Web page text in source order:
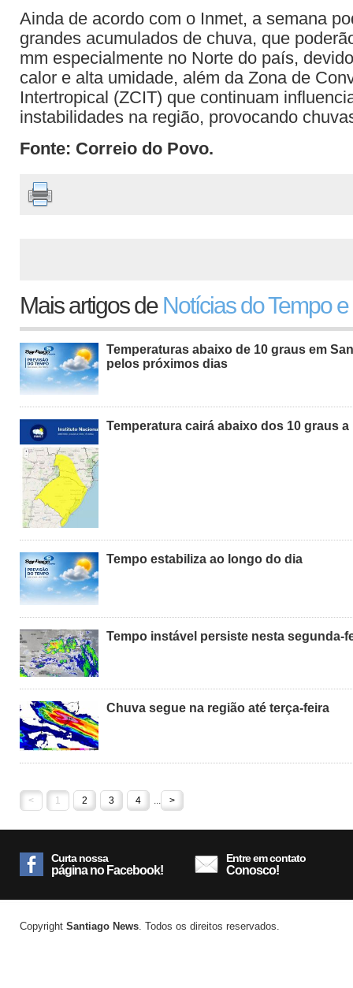
Ainda de acordo com o Inmet, a semana
grandes acumulados de chuva, que
mm especialmente no Norte do país,
calor e alta umidade, além da Zona de
Intertropical (ZCIT) que continuam
instabilidades na região, provocando
Fonte: Correio do Povo.
Mais artigos de Notícias do Tempo
Temperaturas abaixo de 10 graus em
pelos próximos dias
Temperatura cairá abaixo dos 10 graus
Tempo estabiliza ao longo do dia
Tempo instável persiste nesta segunda-
Chuva segue na região até terça-feira
< 1 2 3 4 ... >
Curta nossa
página no Facebook!
Entre em contato
Conosco!
Copyright Santiago News. Todos os direitos reservados.